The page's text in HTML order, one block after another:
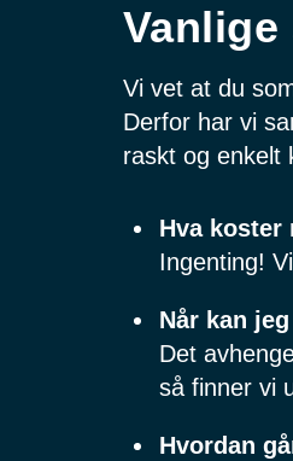
Vi vet at du
Derfor har vi
raskt og enkelt
Hva koster
Ingenting!
Når kan
Det
så finner vi
Hvordan